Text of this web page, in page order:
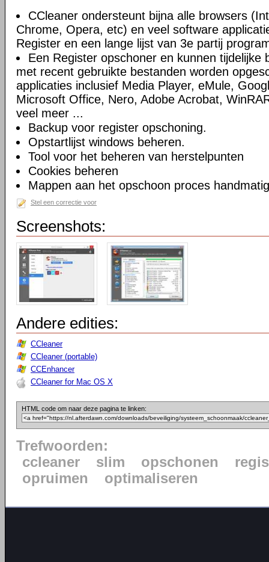
CCleaner ondersteunt bijna alle browsers
Chrome, Opera, etc) en veel software
Register en een lange lijst van 3e partij
Een Register opschoner en kunnen tijdelijke
met recent gebruikte bestanden worden
applicaties inclusief Media Player, eMule,
Microsoft Office, Nero, Adobe Acrobat,
veel meer ...
Backup voor register opschoning.
Opstartlijst windows beheren.
Tool voor het beheren van herstelpunten
Cookies beheren
Mappen aan het opschoon proces
Stel een correctie voor
Screenshots:
Andere edities:
CCleaner
CCleaner (portable)
CCEnhancer
CCleaner for Mac OS X
HTML code om naar deze pagina te linken:
Trefwoorden:
ccleaner
slim opschonen
opruimen
optimaliseren